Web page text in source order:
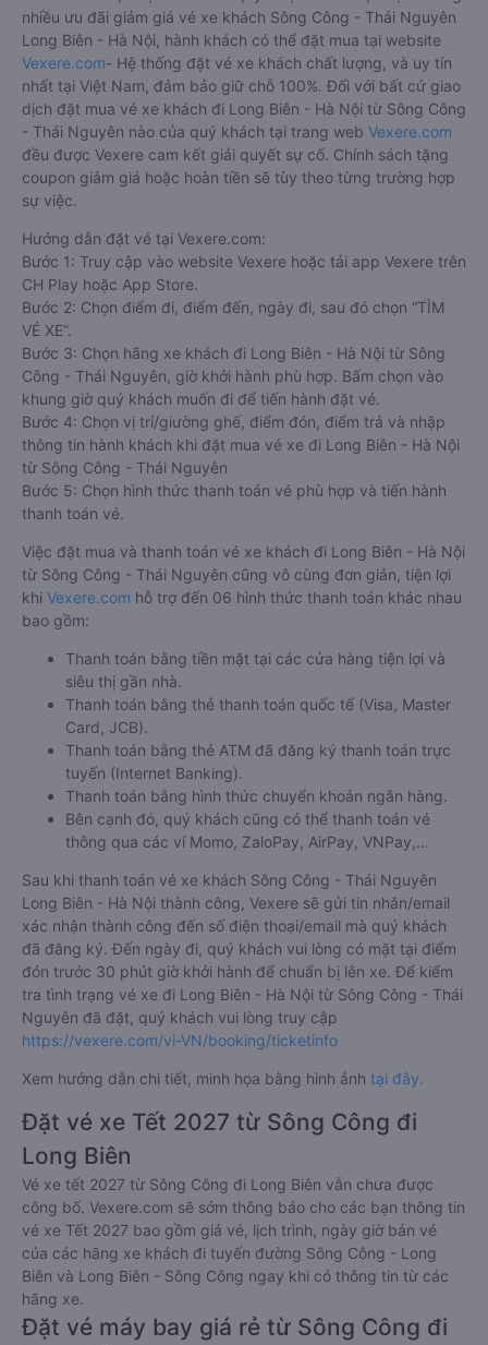
nhiều ưu đãi giảm giá vé xe khách Sông Công - Thái Nguyên
Long Biên - Hà Nội, hành khách có thể đặt mua tại website
Vexere.com- Hệ thống đặt vé xe khách chất lượng, và uy tín
nhất tại Việt Nam, đảm bảo giữ chỗ 100%. Đối với bất cứ giao
dịch đặt mua vé xe khách đi Long Biên - Hà Nội từ Sông Công
- Thái Nguyên nào của quý khách tại trang web Vexere.com
đều được Vexere cam kết giải quyết sự cố. Chính sách tặng
coupon giảm giá hoặc hoàn tiền sẽ tùy theo từng trường hợp
sự việc.
Hướng dẫn đặt vé tại Vexere.com:
Bước 1: Truy cập vào website Vexere hoặc tải app Vexere trên
CH Play hoặc App Store.
Bước 2: Chọn điểm đi, điểm đến, ngày đi, sau đó chọn “TÌM
VÉ XE”.
Bước 3: Chọn hãng xe khách đi Long Biên - Hà Nội từ Sông
Công - Thái Nguyên, giờ khởi hành phù hợp. Bấm chọn vào
khung giờ quý khách muốn đi để tiến hành đặt vé.
Bước 4: Chọn vị trí/giường ghế, điểm đón, điểm trả và nhập
thông tin hành khách khi đặt mua vé xe đi Long Biên - Hà Nội
từ Sông Công - Thái Nguyên
Bước 5: Chọn hình thức thanh toán vé phù hợp và tiến hành
thanh toán vé.
Việc đặt mua và thanh toán vé xe khách đi Long Biên - Hà Nội
từ Sông Công - Thái Nguyên cũng vô cùng đơn giản, tiện lợi
khi Vexere.com hỗ trợ đến 06 hình thức thanh toán khác nhau
bao gồm:
Thanh toán bằng tiền mặt tại các cửa hàng tiện lợi và
siêu thị gần nhà.
Thanh toán bằng thẻ thanh toán quốc tế (Visa, Master
Card, JCB).
Thanh toán bằng thẻ ATM đã đăng ký thanh toán trực
tuyến (Internet Banking).
Thanh toán bằng hình thức chuyển khoản ngân hàng.
Bên cạnh đó, quý khách cũng có thể thanh toán vé
thông qua các ví Momo, ZaloPay, AirPay, VNPay,…
Sau khi thanh toán vé xe khách Sông Công - Thái Nguyên
Long Biên - Hà Nội thành công, Vexere sẽ gửi tin nhắn/email
xác nhận thành công đến số điện thoại/email mà quý khách
đã đăng ký. Đến ngày đi, quý khách vui lòng có mặt tại điểm
đón trước 30 phút giờ khởi hành để chuẩn bị lên xe. Để kiểm
tra tình trạng vé xe đi Long Biên - Hà Nội từ Sông Công - Thái
Nguyên đã đặt, quý khách vui lòng truy cập
https://vexere.com/vi-VN/booking/ticketinfo
Xem hướng dẫn chi tiết, minh họa bằng hình ảnh tại đây.
Đặt vé xe Tết 2027 từ Sông Công đi
Long Biên
Vé xe tết 2027 từ Sông Công đi Long Biên vẫn chưa được
công bố. Vexere.com sẽ sớm thông báo cho các bạn thông tin
vé xe Tết 2027 bao gồm giá vé, lịch trình, ngày giờ bán vé
của các hãng xe khách đi tuyến đường Sông Công - Long
Biên và Long Biên - Sông Công ngay khi có thông tin từ các
hãng xe.
Đặt vé máy bay giá rẻ từ Sông Công đi